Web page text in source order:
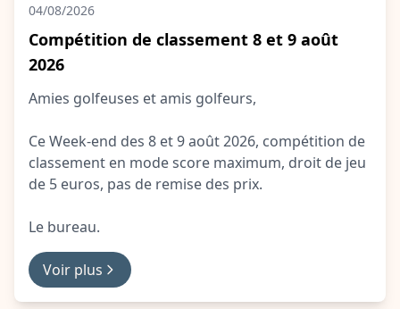
04/08/2026
Compétition de classement 8 et 9 août
2026
Amies golfeuses et amis golfeurs,
Ce Week-end des 8 et 9 août 2026, compétition de
classement en mode score maximum, droit de jeu
de 5 euros, pas de remise des prix.
Le bureau.
Voir plus